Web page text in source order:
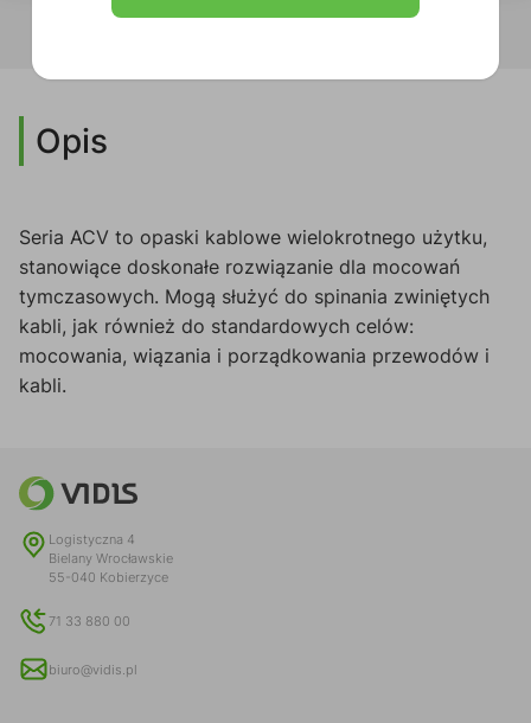
Opis
Seria ACV to opaski kablowe wielokrotnego użytku,
stanowiące doskonałe rozwiązanie dla mocowań
tymczasowych. Mogą służyć do spinania zwiniętych
kabli, jak również do standardowych celów:
mocowania, wiązania i porządkowania przewodów i
kabli.
Logistyczna 4
Bielany Wrocławskie
55-040 Kobierzyce
71 33 880 00
biuro@vidis.pl